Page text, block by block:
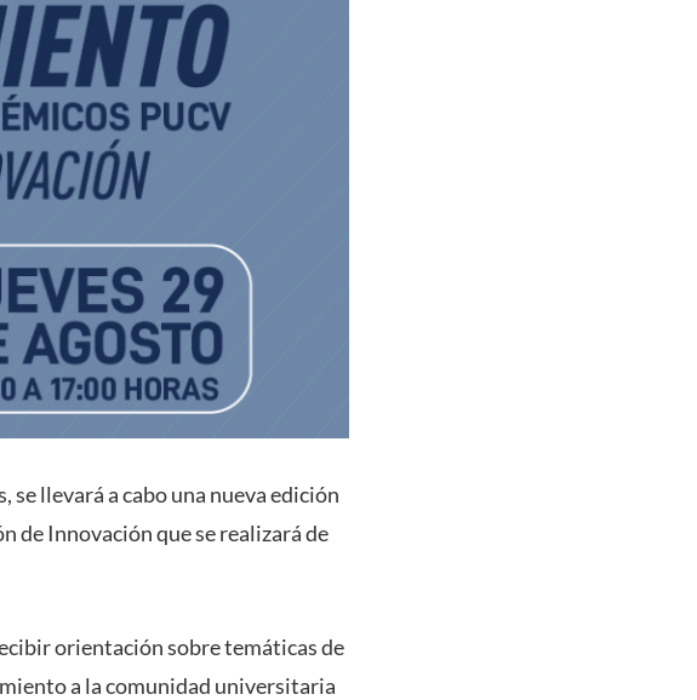
se llevará a cabo una nueva edición
de Innovación que se realizará de
orientación sobre temáticas de
a la comunidad universitaria